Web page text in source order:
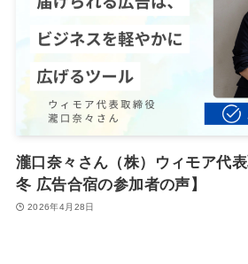
瀧口奈々さん（株）ウィモア代
冬 広告合宿の参加者の声】
2026年4月28日